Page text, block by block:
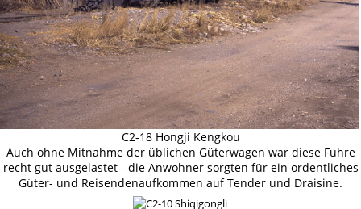
C2-18 Hongji Kengkou
Auch ohne Mitnahme der üblichen Güterwagen war diese Fuhre
recht gut ausgelastet - die Anwohner sorgten für ein ordentliches
Güter- und Reisendenaufkommen auf Tender und Draisine.